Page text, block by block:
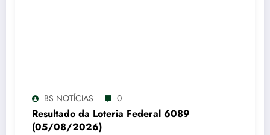
BS NOTÍCIAS 0
Resultado da Loteria Federal 6089
(05/08/2026)